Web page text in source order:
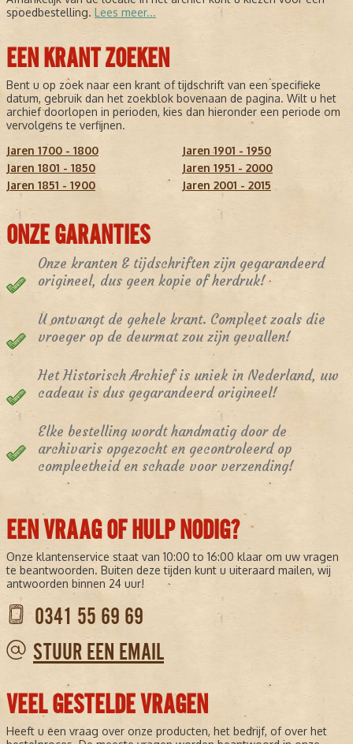
spoedbestelling. Lees meer...
EEN KRANT ZOEKEN
Bent u op zoek naar een krant of tijdschrift van een specifieke
datum, gebruik dan het zoekblok bovenaan de pagina. Wilt u het
archief doorlopen in perioden, kies dan hieronder een periode om
vervolgens te verfijnen.
Jaren 1700 - 1800
Jaren 1801 - 1850
Jaren 1851 - 1900
Jaren 1901 - 1950
Jaren 1951 - 2000
Jaren 2001 - 2015
ONZE GARANTIES
Onze kranten & tijdschriften zijn gegarandeerd
origineel, dus geen kopie of herdruk!
U ontvangt de gehele krant. Compleet zoals die
vroeger op de deurmat zou zijn gevallen!
Het Historisch Archief is uniek in Nederland, uw
cadeau is dus gegarandeerd origineel!
Elke bestelling wordt handmatig door de
archivaris opgezocht en gecontroleerd op
compleetheid en schade voor verzending!
EEN VRAAG OF HULP NODIG?
Onze klantenservice staat van 10:00 to 16:00 klaar om uw vragen
te beantwoorden. Buiten deze tijden kunt u uiteraard mailen, wij
antwoorden binnen 24 uur!
0341 55 69 69
STUUR EEN EMAIL
VEEL GESTELDE VRAGEN
Heeft u een vraag over onze producten, het bedrijf, of over het